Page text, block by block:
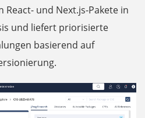
React- und Next.js-Pakete in
und liefert priorisierte
basierend auf